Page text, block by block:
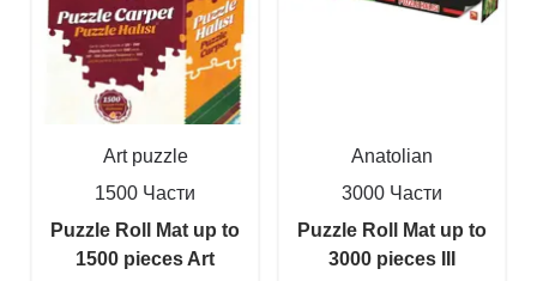
Art puzzle
1500 Части
Puzzle Roll Mat up to
1500 pieces Art
Anatolian
3000 Части
Puzzle Roll Mat up to
3000 pieces III